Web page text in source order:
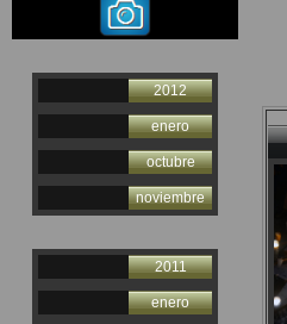
2012
enero
octubre
noviembre
2011
enero